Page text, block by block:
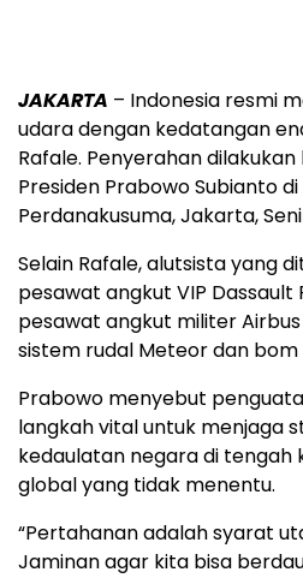
JAKARTA – Indonesia resmi
udara dengan kedatangan
Rafale. Penyerahan
Presiden Prabowo Subianto di
Perdanakusuma, Jakarta,
Selain Rafale, alutsista yang
pesawat angkut VIP Dassault
pesawat angkut militer
sistem rudal Meteor dan
Prabowo menyebut
langkah vital untuk menjaga
kedaulatan negara di tengah
global yang tidak menentu.
“Pertahanan adalah syarat
Jaminan agar kita bisa